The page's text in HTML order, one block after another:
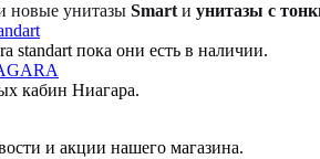
новые унитазы Smart и унитазы с
standart пока они есть в наличии.
кабин Ниагара.
и акции нашего магазина.